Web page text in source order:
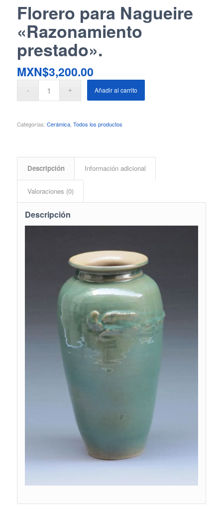
Florero para Nagueire
«Razonamiento
prestado».
MXN$3,200.00
Añadir al carrito
Categorías: Cerámica, Todos los productos
Descripción Información adicional
Valoraciones (0)
Descripción